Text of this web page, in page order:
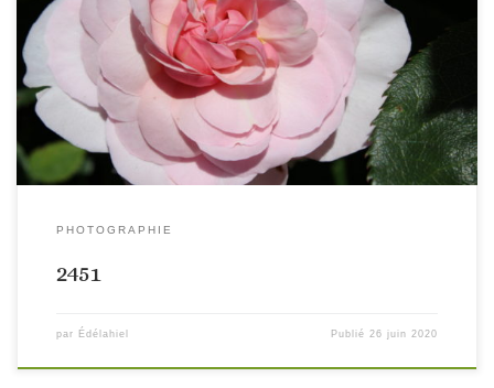
PHOTOGRAPHIE
2451
par Édélahiel Publié26 juin 2020